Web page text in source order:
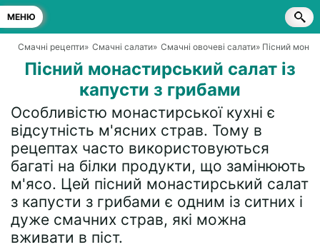
МЕНЮ
Смачні рецепти» Смачні салати» Смачні овочеві салати» Пісний
Пісний монастирський салат із
капусти з грибами
Особливістю монастирської кухні є
відсутність м'ясних страв. Тому в
рецептах часто використовуються
багаті на білки продукти, що замінюють
м'ясо. Цей пісний монастирський салат
з капусти з грибами є одним із ситних і
дуже смачних страв, які можна
вживати в піст.